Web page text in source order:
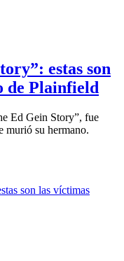
estas son
de Plainfield
Ed Gein Story”, fue
murió su hermano.